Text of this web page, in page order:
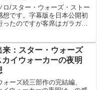
ロ/スター・ウォーズ・ストー
想です。字幕版を日本公開初
ったのですが客席はガラガラ
に見ると熱狂的なファンの多
・ウォーズ』シ...
来：スター・ウォーズ
カイウォーカーの夜明
ォーズ続三部作の完結編、